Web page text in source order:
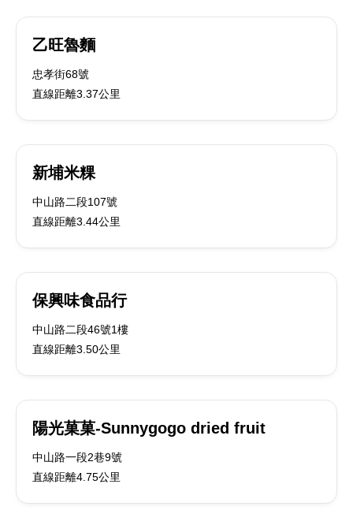
乙旺魯麵
忠孝街68號
直線距離3.37公里
新埔米粿
中山路二段107號
直線距離3.44公里
保興味食品行
中山路二段46號1樓
直線距離3.50公里
陽光菓菓-Sunnygogo dried fruit
中山路一段2巷9號
直線距離4.75公里